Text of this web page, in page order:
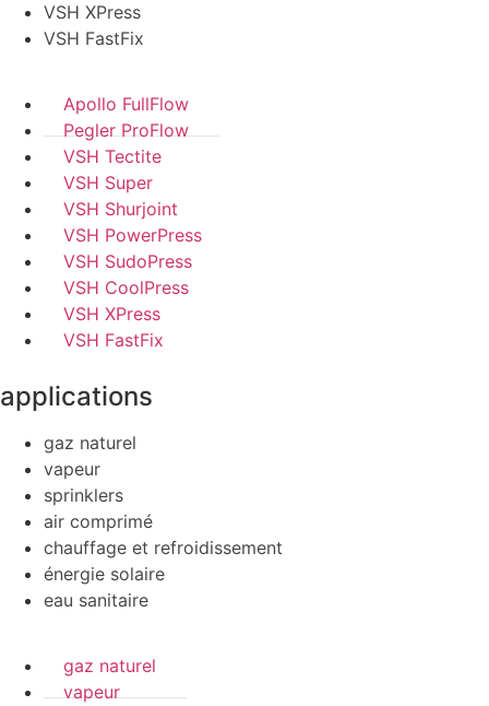
VSH XPress
VSH FastFix
Apollo FullFlow
Pegler ProFlow
VSH Tectite
VSH Super
VSH Shurjoint
VSH PowerPress
VSH SudoPress
VSH CoolPress
VSH XPress
VSH FastFix
applications
gaz naturel
vapeur
sprinklers
air comprimé
chauffage et refroidissement
énergie solaire
eau sanitaire
gaz naturel
vapeur